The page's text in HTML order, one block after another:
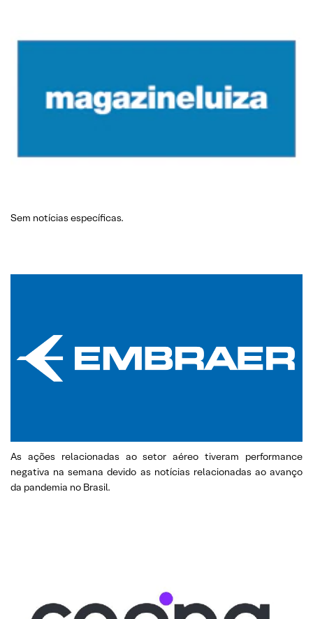
Sem notícias específicas.
As ações relacionadas ao setor aéreo tiveram performance
negativa na semana devido as notícias relacionadas ao avanço
da pandemia no Brasil.